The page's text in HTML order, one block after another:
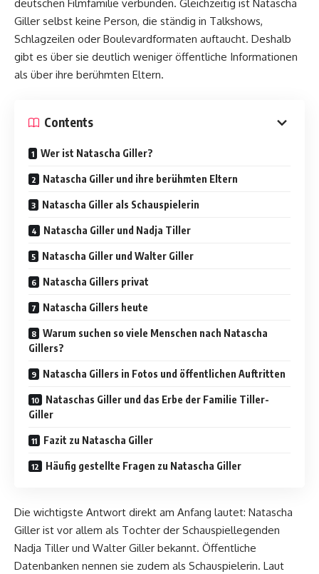
deutschen Filmfamilie verbunden. Gleichzeitig ist Natascha
Giller selbst keine Person, die ständig in Talkshows,
Schlagzeilen oder Boulevardformaten auftaucht. Deshalb
gibt es über sie deutlich weniger öffentliche Informationen
als über ihre berühmten Eltern.
Contents
Wer ist Natascha Giller?
Natascha Giller und ihre berühmten Eltern
Natascha Giller als Schauspielerin
Natascha Giller und Nadja Tiller
Natascha Giller und Walter Giller
Natascha Gillers privat
Natascha Gillers heute
Warum suchen so viele Menschen nach Natascha
Gillers?
Natascha Gillers in Fotos und öffentlichen Auftritten
Nataschas Giller und das Erbe der Familie Tiller-
Giller
Fazit zu Natascha Giller
Häufig gestellte Fragen zu Natascha Giller
Die wichtigste Antwort direkt am Anfang lautet: Natascha
Giller ist vor allem als Tochter der Schauspiellegenden
Nadja Tiller und Walter Giller bekannt. Öffentliche
Datenbanken nennen sie zudem als Schauspielerin. Laut